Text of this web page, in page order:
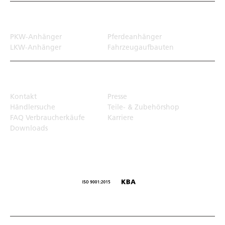
PKW-Anhänger
Pferdeanhänger
LKW-Anhänger
Fahrzeugaufbauten
Kontakt
Presse
Händlersuche
Teile- & Zubehörshop
FAQ Verbraucherkäufe
Karriere
Downloads